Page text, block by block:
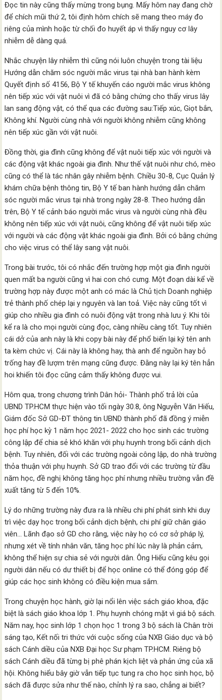
Đọc tin này cũng thấy mừng trong bụng. Mấy hôm nay đang chờ
để chích mũi thứ 2, tôi định hôm chích sẽ mang theo máy đo
riêng của mình hoặc từ chối đo huyết áp vì thấy nguy cơ lây
nhiễm dễ dàng quá.
Nhắc chuyện lây nhiễm thì cũng nói luôn chuyện trong tài liệu
Hướng dẫn chăm sóc người mắc virus tại nhà ban hành kèm
Quyết định số 4156, Bộ Y tế khuyến cáo người mắc virus không
nên tiếp xúc với vật nuôi vì đã có bằng chứng cho thấy virus lây
lan sang động vật, có thể qua các đường sau:Tiếp xúc, Giọt bắn,
Không khí. Người cùng nhà với người không nhiễm cũng không
nên tiếp xúc gần với vật nuôi.
Đồng thời, gia đình cũng không để vật nuôi tiếp xúc với người và
các động vật khác ngoài gia đình. Như thế vật nuôi như chó, mèo
cũng có thể là tác nhân gây nhiễm bệnh. Chiều 30-8, Cục Quản lý
khám chữa bệnh thông tin, Bộ Y tế ban hành hướng dẫn chăm
sóc người mắc virus tại nhà trong ngày 28-8. Theo hướng dẫn
trên, Bộ Y tế cảnh báo người mắc virus và người cùng nhà đều
không nên tiếp xúc với vật nuôi, cũng không để vật nuôi tiếp xúc
với người và các động vật khác ngoài gia đình. Bởi có bằng chứng
cho việc virus có thể lây sang vật nuôi.
Trong bài trước, tôi có nhắc đến trường hợp một gia đình người
quen mất ba người cũng vì hai con chó cưng. Một đoạn dài kể về
trường hợp này được một anh có mác là Chủ tịch Doanh nghiệp
trẻ thành phố chép lại y nguyên và lan toả. Việc này cũng tốt vì
giúp cho nhiều gia đình có nuôi động vật trong nhà lưu ý. Khi tôi
kể ra là cho mọi người cùng đọc, càng nhiều càng tốt. Tuy nhiên
cái dở của anh này là khi copy bài này để phổ biến lại ký tên anh
ta kèm chức vị. Cái này là không hay, thà anh để nguồn hay bỏ
trống hay đề lượm trên mạng cũng được. Đằng này lại ký tên hẳn
hoi khiến tôi đọc cũng cảm thấy không được vui.
Hôm qua, trong chương trình Dân hỏi- Thành phố trả lời của
UBND TP.HCM thực hiện vào tối ngày 30.8, ông Nguyễn Văn Hiếu,
Giám đốc Sở GD-ĐT thông tin UBND thành phố đã đồng ý miễn
học phí học kỳ 1 năm học 2021- 2022 cho học sinh các trường
công lập để chia sẻ khó khăn với phụ huynh trong bối cảnh dịch
bệnh. Tuy nhiên, đối với các trường ngoài công lập, do nhà trường
thỏa thuận với phụ huynh. Sở GD trao đổi với các trường từ đầu
năm học, đề nghị không tăng học phí nhưng nhiều trường vẫn đề
xuất tăng từ 5 đến 10%.
Lý do những trường này đưa ra là nhiều chi phí phát sinh khi duy
trì việc dạy học trong bối cảnh dịch bệnh, chi phí giữ chân giáo
viên… Lãnh đạo sở GD cho rằng, việc này họ có cơ sở pháp lý,
nhưng xét về tính nhân văn, tăng học phí lúc này là phản cảm,
không thể hiện sự chia sẻ với người dân. Ông Hiếu cũng kêu gọi
người dân nếu có dư thiết bị để học online có thể đóng góp để
giúp các học sinh không có điều kiện mua sắm.
Trong chuyện học hành, giờ lại nổi lên việc sách giáo khoa, đặc
biệt là sách giáo khoa lớp 1. Phụ huynh chóng mặt vì giá bộ sách.
Năm nay, học sinh lớp 1 chọn học 1 trong 3 bộ sách là Chân trời
sáng tạo, Kết nối tri thức với cuộc sống của NXB Giáo dục và bộ
sách Cánh diều của NXB Đại học Sư phạm TP.HCM. Riêng bộ
sách Cánh diều đã từng bị phê phán kịch liệt và phản ứng của xã
hội. Không hiểu bây giờ vẫn tiếp tục tung ra cho học sinh học, bộ
sách đã được sửa như thế nào, chỉnh lý ra sao, chẳng ai biết?